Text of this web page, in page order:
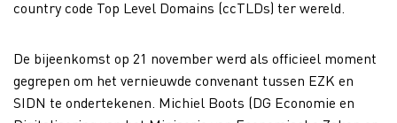
country code Top Level Domains (ccTLDs) ter wereld.
De bijeenkomst op 21 november werd als officieel moment
gegrepen om het vernieuwde convenant tussen EZK en
SIDN te ondertekenen. Michiel Boots (DG Economie en